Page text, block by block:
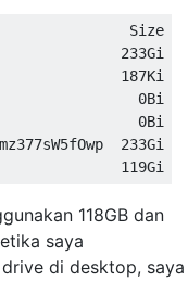
Size
233Gi
187Ki
0Bi
0Bi
118GB dan
saya
di desktop, saya